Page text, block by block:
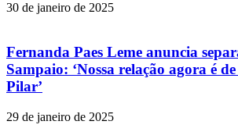
30 de janeiro de 2025
Fernanda Paes Leme anuncia
Sampaio: ‘Nossa relação agora é
Pilar’
29 de janeiro de 2025